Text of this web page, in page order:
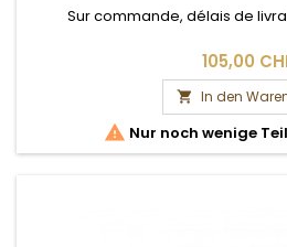
Sur commande, délais de
105,00
 In den
 Nur noch wenige